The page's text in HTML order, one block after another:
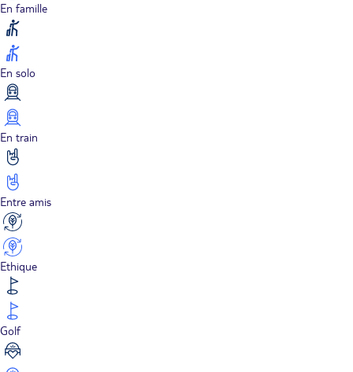
En famille
En solo
En train
Entre amis
Ethique
Golf